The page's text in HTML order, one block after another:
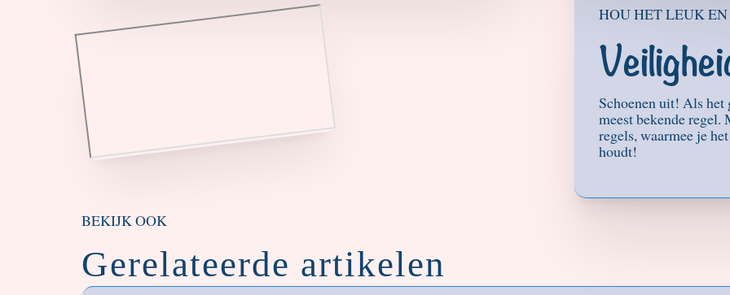
HOU HET LEUK
Schoenen uit! Als het
meest bekende regel.
regels, waarmee je
houdt!
Gerelateerde artikelen
BEKIJK OOK